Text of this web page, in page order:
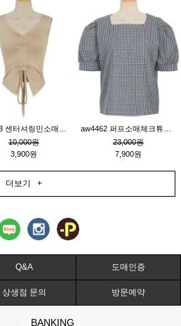
10,000원
3,900원
23,000원
7,900원
더보기 +
Q&A 도매인증
상생점 문의 방문예약
BANKING